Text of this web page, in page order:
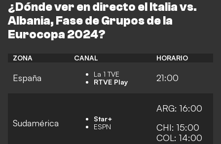
¿Dónde ver en directo el Italia vs.
Albania, Fase de Grupos de la
Eurocopa 2024?
ZONA CANAL HORARIO
España
La 1 TVE
RTVE Play
21:00
Sudamérica
Star+
ESPN
ARG: 16:00
CHI: 15:00
COL: 14:00